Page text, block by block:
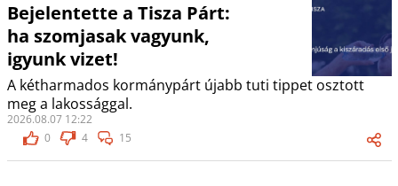
Bejelentette a Tisza Párt:
ha szomjasak vagyunk,
igyunk vizet!
A kétharmados kormánypárt újabb tuti tippet osztott
meg a lakossággal.
2026.08.07 12:22
0
4 15